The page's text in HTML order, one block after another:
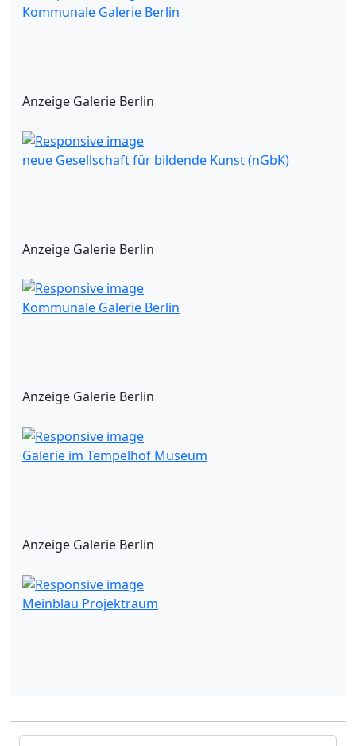
Kommunale Galerie Berlin
Anzeige Galerie Berlin
neue Gesellschaft für bildende Kunst (nGbK)
Anzeige Galerie Berlin
Kommunale Galerie Berlin
Anzeige Galerie Berlin
Galerie im Tempelhof Museum
Anzeige Galerie Berlin
Meinblau Projektraum